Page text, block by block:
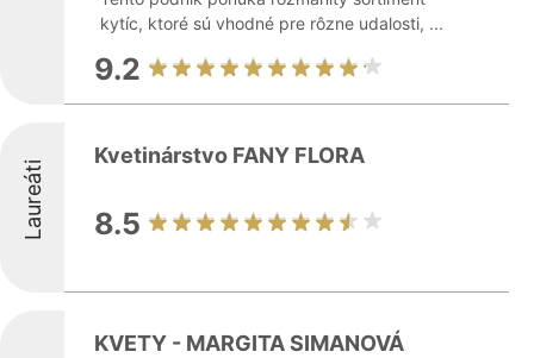
kytíc, ktoré sú vhodné pre rôzne udalosti, ...
9.2
Laureáti
Kvetinárstvo FANY FLORA
8.5
KVETY - MARGITA SIMANOVÁ